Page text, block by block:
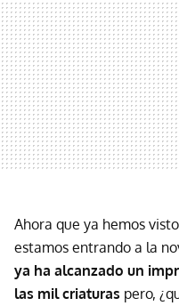
Ahora que ya hemos
estamos entrando a la
ya ha alcanzado un
las mil criaturas pero,